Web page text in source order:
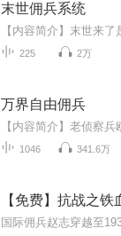
末世佣兵系统
225 2万
万界自由佣兵
1046 341.6万
【免费】抗战之